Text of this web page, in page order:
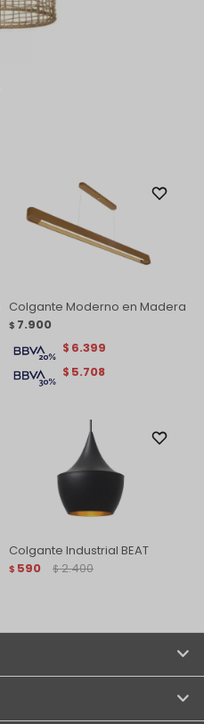
Colgante Moderno en Madera
$ 7.900
$ 5.708
$ 6.399
Colgante Industrial BEAT
$ 590 $ 2.400